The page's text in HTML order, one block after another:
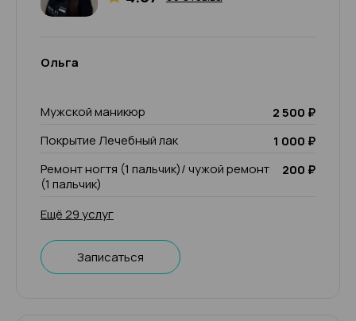
Ольга
Мужской маникюр
2 500 ₽
Покрытие Лечебный лак
1 000 ₽
Ремонт ногтя (1 пальчик)/ чужой ремонт
(1 пальчик)
200 ₽
Ещё 29 услуг
Записаться